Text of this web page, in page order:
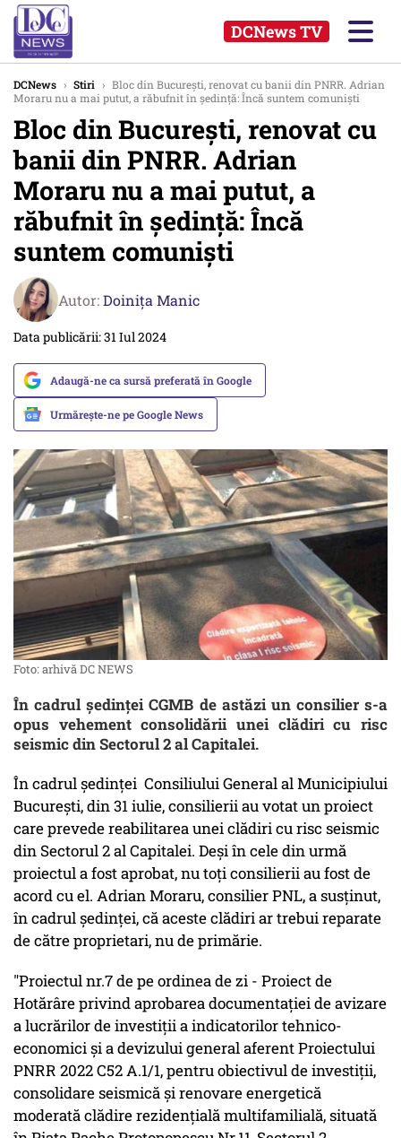
DCNews TV
DCNews › Stiri › Bloc din București, renovat cu banii din PNRR. Adrian
Moraru nu a mai putut, a răbufnit în ședință: Încă suntem comuniști
Bloc din București, renovat cu
banii din PNRR. Adrian
Moraru nu a mai putut, a
răbufnit în ședință: Încă
suntem comuniști
Autor:Doinița Manic
Data publicării: 31 Iul 2024
Adaugă-ne ca sursă preferată în Google
Urmărește-ne pe Google News
Foto: arhivă DC NEWS
În cadrul ședinței CGMB de astăzi un consilier s-a
opus vehement consolidării unei clădiri cu risc
seismic din Sectorul 2 al Capitalei.
În cadrul ședinței Consiliului General al Municipiului
București, din 31 iulie, consilierii au votat un proiect
care prevede reabilitarea unei clădiri cu risc seismic
din Sectorul 2 al Capitalei. Deși în cele din urmă
proiectul a fost aprobat, nu toți consilierii au fost de
acord cu el. Adrian Moraru, consilier PNL, a susținut,
în cadrul ședinței, că aceste clădiri ar trebui reparate
de către proprietari, nu de primărie.
"Proiectul nr.7 de pe ordinea de zi - Proiect de
Hotărâre privind aprobarea documentației de avizare
a lucrărilor de investiții a indicatorilor tehnico-
economici și a devizului general aferent Proiectului
PNRR 2022 C52 A.1/1, pentru obiectivul de investiții,
consolidare seismică și renovare energetică
moderată clădire rezidențială multifamilială, situată